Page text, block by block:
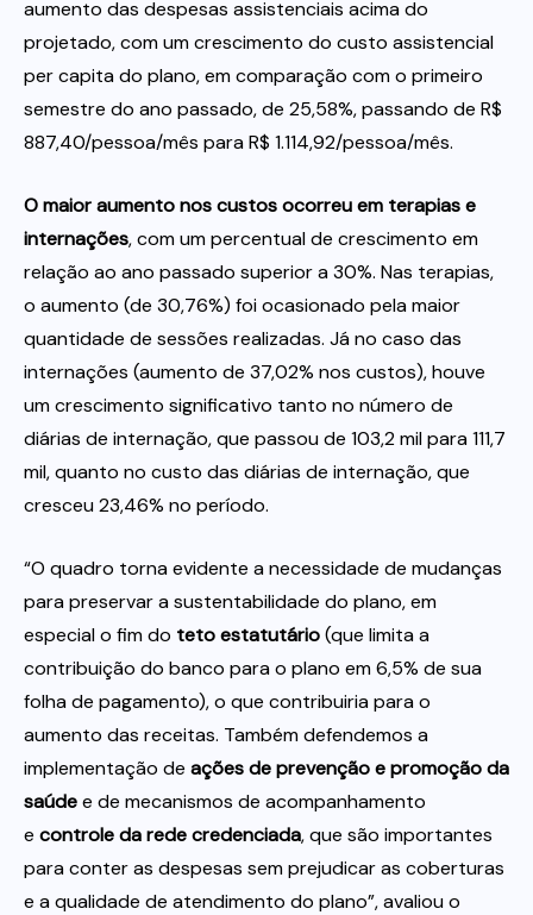
aumento das despesas assistenciais acima do
projetado, com um crescimento do custo assistencial
per capita do plano, em comparação com o primeiro
semestre do ano passado, de 25,58%, passando de R$
887,40/pessoa/mês para R$ 1.114,92/pessoa/mês.
O maior aumento nos custos ocorreu em terapias e
internações, com um percentual de crescimento em
relação ao ano passado superior a 30%. Nas terapias,
o aumento (de 30,76%) foi ocasionado pela maior
quantidade de sessões realizadas. Já no caso das
internações (aumento de 37,02% nos custos), houve
um crescimento significativo tanto no número de
diárias de internação, que passou de 103,2 mil para 111,7
mil, quanto no custo das diárias de internação, que
cresceu 23,46% no período.
“O quadro torna evidente a necessidade de mudanças
para preservar a sustentabilidade do plano, em
especial o fim do teto estatutário(que limita a
contribuição do banco para o plano em 6,5% de sua
folha de pagamento), o que contribuiria para o
aumento das receitas. Também defendemos a
implementação de ações de prevenção e promoção da
saúdee de mecanismos de acompanhamento
e controle da rede credenciada, que são importantes
para conter as despesas sem prejudicar as coberturas
e a qualidade de atendimento do plano”, avaliou o